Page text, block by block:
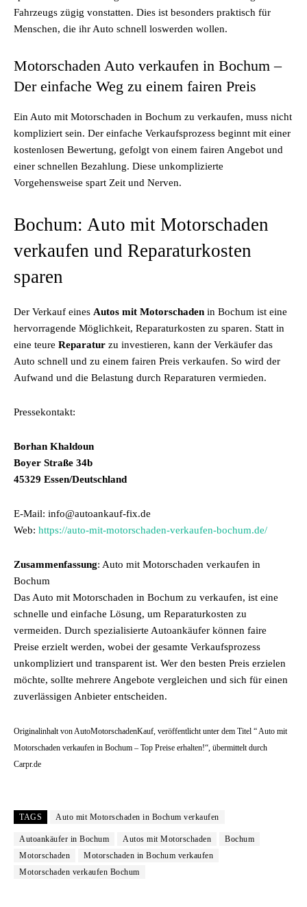
Fahrzeugs zügig vonstatten. Dies ist besonders praktisch für
Menschen, die ihr Auto schnell loswerden wollen.
Motorschaden Auto verkaufen in Bochum –
Der einfache Weg zu einem fairen Preis
Ein Auto mit Motorschaden in Bochum zu verkaufen, muss nicht
kompliziert sein. Der einfache Verkaufsprozess beginnt mit einer
kostenlosen Bewertung, gefolgt von einem fairen Angebot und
einer schnellen Bezahlung. Diese unkomplizierte
Vorgehensweise spart Zeit und Nerven.
Bochum: Auto mit Motorschaden
verkaufen und Reparaturkosten
sparen
Der Verkauf eines Autos mit Motorschaden in Bochum ist eine
hervorragende Möglichkeit, Reparaturkosten zu sparen. Statt in
eine teure Reparatur zu investieren, kann der Verkäufer das
Auto schnell und zu einem fairen Preis verkaufen. So wird der
Aufwand und die Belastung durch Reparaturen vermieden.
Pressekontakt:
Borhan Khaldoun
Boyer Straße 34b
45329 Essen/Deutschland
E-Mail: info@autoankauf-fix.de
Web: https://auto-mit-motorschaden-verkaufen-bochum.de/
Zusammenfassung: Auto mit Motorschaden verkaufen in
Bochum
Das Auto mit Motorschaden in Bochum zu verkaufen, ist eine
schnelle und einfache Lösung, um Reparaturkosten zu
vermeiden. Durch spezialisierte Autoankäufer können faire
Preise erzielt werden, wobei der gesamte Verkaufsprozess
unkompliziert und transparent ist. Wer den besten Preis erzielen
möchte, sollte mehrere Angebote vergleichen und sich für einen
zuverlässigen Anbieter entscheiden.
Originalinhalt von AutoMotorschadenKauf, veröffentlicht unter dem Titel “ Auto mit
Motorschaden verkaufen in Bochum – Top Preise erhalten!“, übermittelt durch
Carpr.de
TAGS Auto mit Motorschaden in Bochum verkaufen
Autoankäufer in Bochum Autos mit Motorschaden
Bochum
Motorschaden
Motorschaden in Bochum verkaufen
Motorschaden verkaufen Bochum